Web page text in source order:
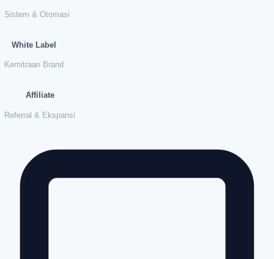
Sistem & Otomasi
White Label
Kemitraan Brand
Affiliate
Referral & Ekspansi